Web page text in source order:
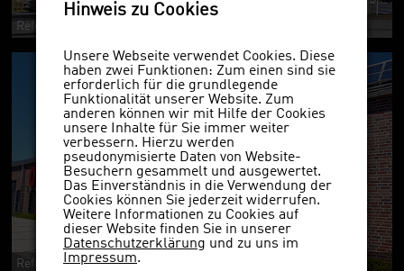
Referenzobjekt 128fs
Referenzobjekt 128
Hinweis zu Cookies
Unsere Webseite verwendet Cookies. Diese
haben zwei Funktionen: Zum einen sind sie
erforderlich für die grundlegende
Funktionalität unserer Website. Zum
anderen können wir mit Hilfe der Cookies
unsere Inhalte für Sie immer weiter
verbessern. Hierzu werden
pseudonymisierte Daten von Website-
Besuchern gesammelt und ausgewertet.
Das Einverständnis in die Verwendung der
Cookies können Sie jederzeit widerrufen.
Weitere Informationen zu Cookies auf
dieser Website finden Sie in unserer
Datenschutzerklärung und zu uns im
Impressum.